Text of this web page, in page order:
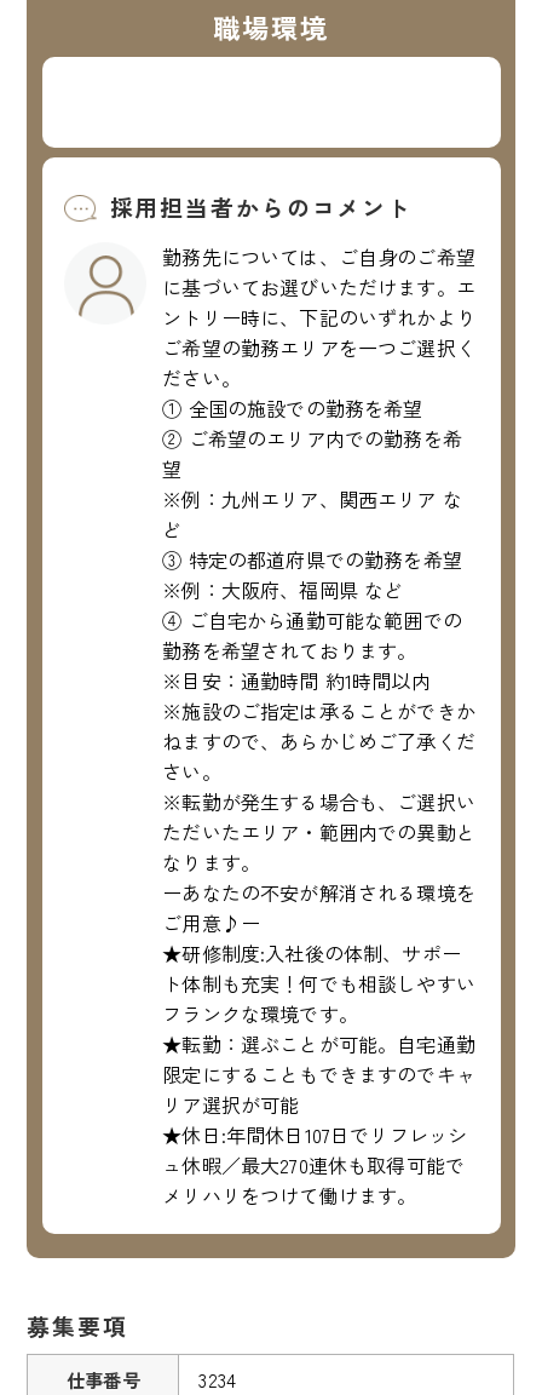
職場環境
採用担当者からのコメント
勤務先については、ご自身のご希望
に基づいてお選びいただけます。エ
ントリー時に、下記のいずれかより
ご希望の勤務エリアを一つご選択く
ださい。
① 全国の施設での勤務を希望
② ご希望のエリア内での勤務を希
望
※例：九州エリア、関西エリア な
ど
③ 特定の都道府県での勤務を希望
※例：大阪府、福岡県 など
④ ご自宅から通勤可能な範囲での
勤務を希望されております。
※目安：通勤時間 約1時間以内
※施設のご指定は承ることができか
ねますので、あらかじめご了承くだ
さい。
※転勤が発生する場合も、ご選択い
ただいたエリア・範囲内での異動と
なります。
ーあなたの不安が解消される環境を
ご用意♪ー
★研修制度:入社後の体制、サポー
ト体制も充実！何でも相談しやすい
フランクな環境です。
★転勤：選ぶことが可能。自宅通勤
限定にすることもできますのでキャ
リア選択が可能
★休日:年間休日107日でリフレッシ
ュ休暇／最大270連休も取得可能で
メリハリをつけて働けます。
募集要項
仕事番号
3234